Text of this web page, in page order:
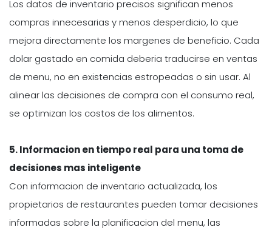
Los datos de inventario precisos significan menos
compras innecesarias y menos desperdicio, lo que
mejora directamente los margenes de beneficio. Cada
dolar gastado en comida deberia traducirse en ventas
de menu, no en existencias estropeadas o sin usar. Al
alinear las decisiones de compra con el consumo real,
se optimizan los costos de los alimentos.
5. Informacion en tiempo real para una toma de
decisiones mas inteligente
Con informacion de inventario actualizada, los
propietarios de restaurantes pueden tomar decisiones
informadas sobre la planificacion del menu, las